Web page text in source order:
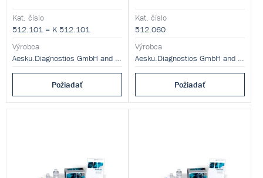
transglutamináze (tTG) v
lidském séru.
Kat. číslo
512.101 = K 512.101
Výrobca
Aesku.Diagnostics GmbH and Co. KG
Požiadať
transglutamináze (tTG) v
lidském séru.
Kat. číslo
512.060
Výrobca
Aesku.Diagnostics GmbH and Co. KG
Požiadať